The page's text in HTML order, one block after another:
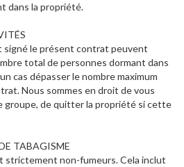
dans la propriété.
signé le présent contrat peuvent
total de personnes dormant dans
cas dépasser le nombre maximum
Nous sommes en droit de vous
groupe, de quitter la propriété si cette
TABAGISME
strictement non-fumeurs. Cela inclut